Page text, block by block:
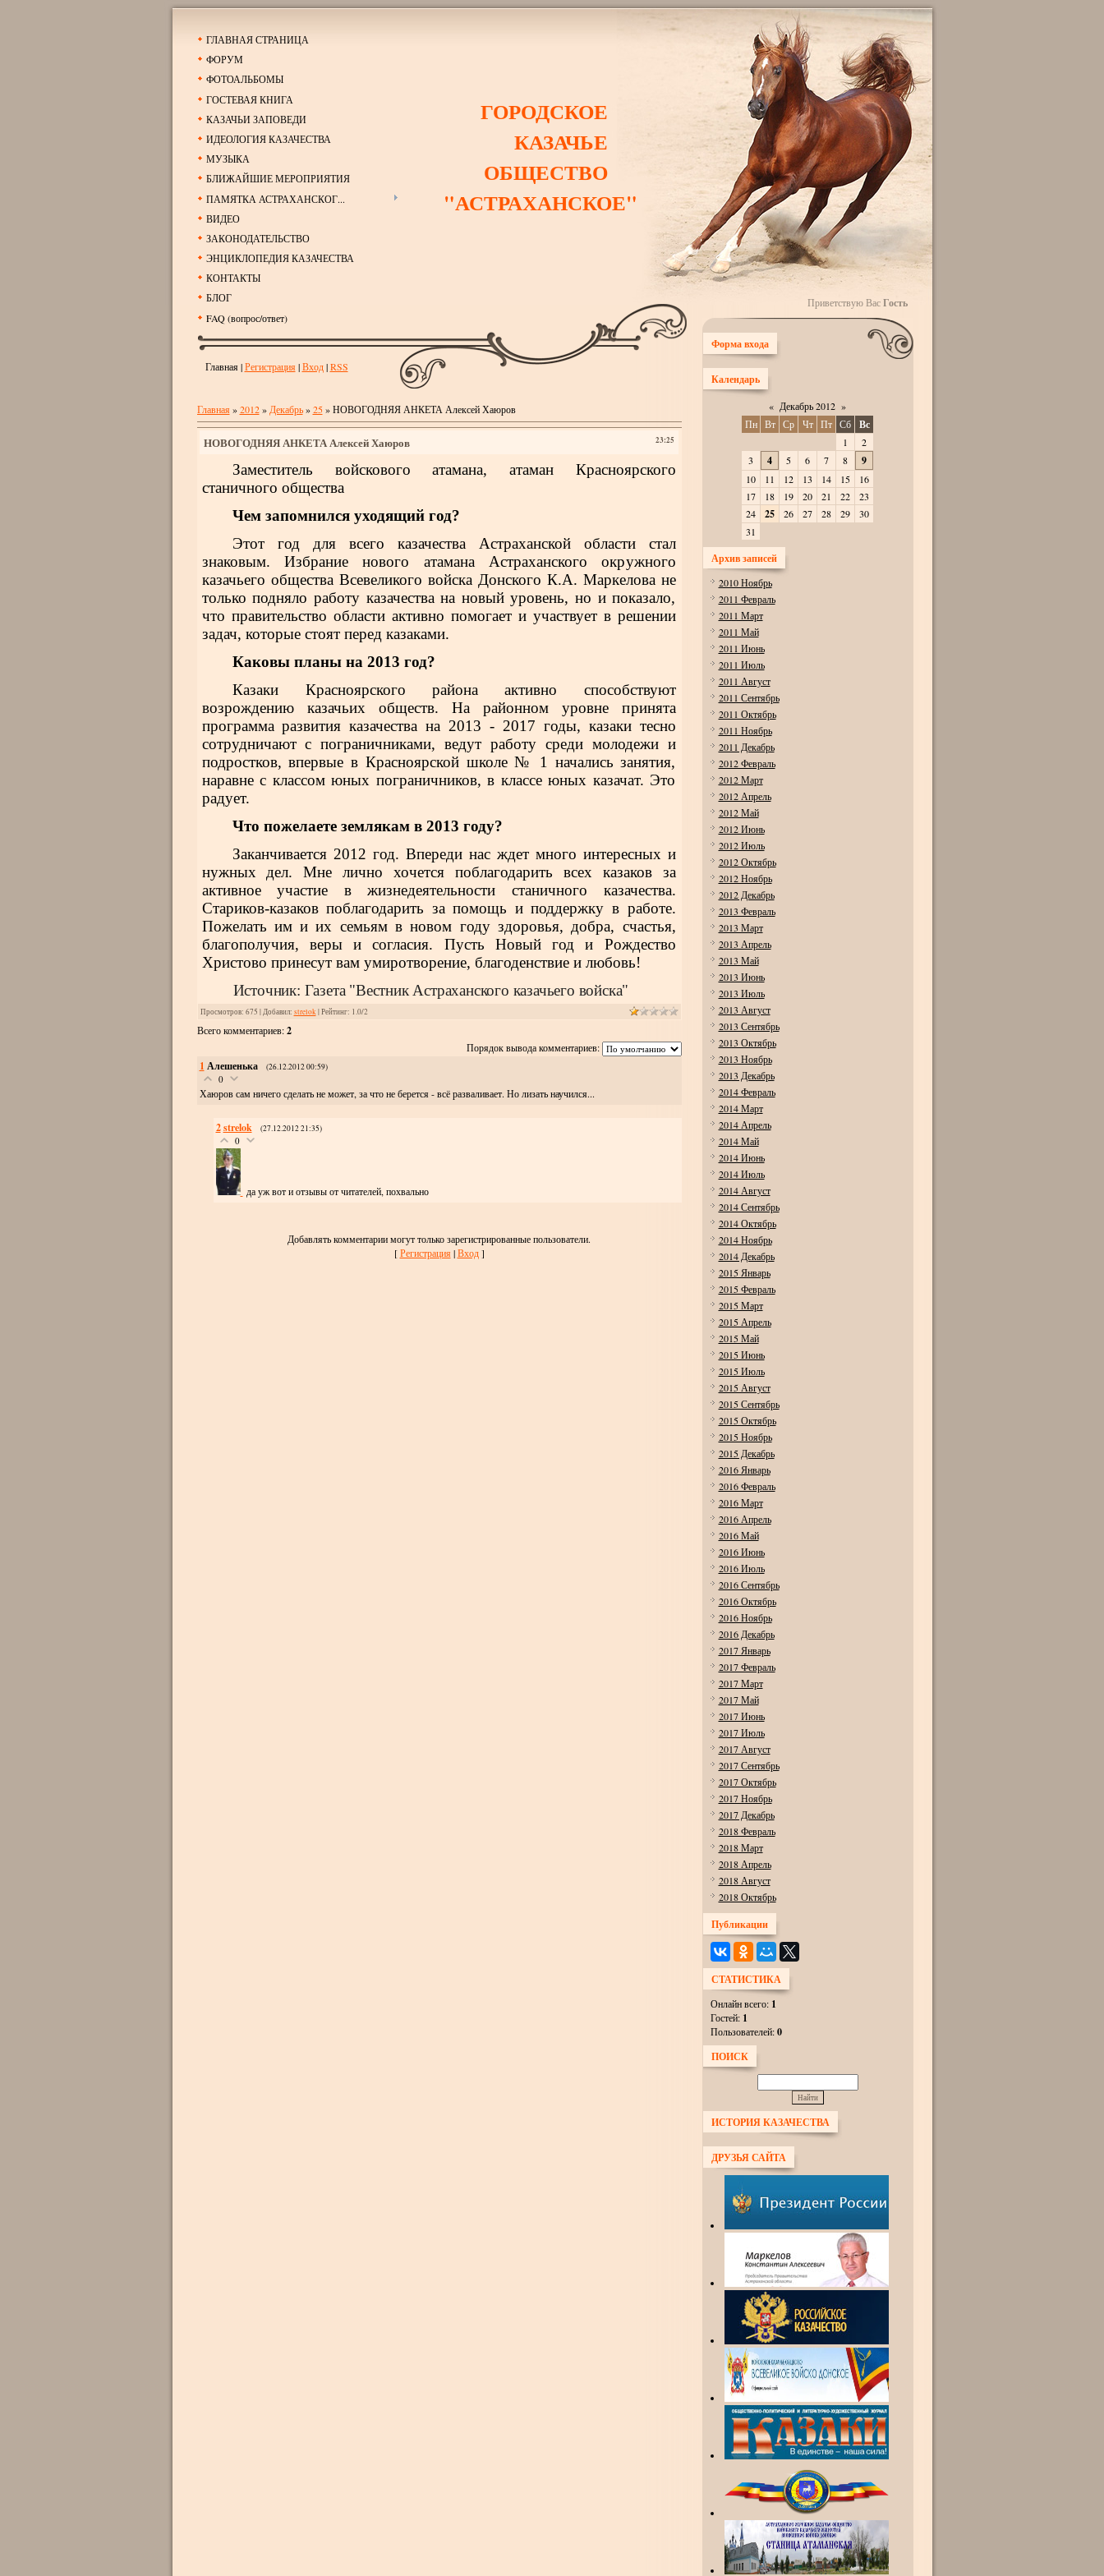
ГЛАВНАЯ СТРАНИЦА
ФОРУМ
ФОТОАЛЬБОМЫ
ГОСТЕВАЯ КНИГА
КАЗАЧЬИ ЗАПОВЕДИ
ИДЕОЛОГИЯ КАЗАЧЕСТВА
МУЗЫКА
БЛИЖАЙШИЕ МЕРОПРИЯТИЯ
ПАМЯТКА АСТРАХАНСКОГ...
ВИДЕО
ЗАКОНОДАТЕЛЬСТВО
ЭНЦИКЛОПЕДИЯ КАЗАЧЕСТВА
КОНТАКТЫ
БЛОГ
FAQ (вопрос/ответ)
ГОРОДСКОЕ
КАЗАЧЬЕ
ОБЩЕСТВО
"АСТРАХАНСКОЕ"
Главная|Регистрация |Вход|RSS
Главная »2012 » Декабрь » 25» НОВОГОДНЯЯ АНКЕТА Алексей Хаюров
23:25
НОВОГОДНЯЯ АНКЕТА Алексей Хаюров
Заместитель войскового атамана, атаман Красноярского
станичного общества
Чем запомнился уходящий год?
Этот год для всего казачества Астраханской области стал
знаковым. Избрание нового атамана Астраханско­го окружного
казачьего общества Всевеликого войска Донского К.А. Маркелова не
только подняло работу каза­чества на новый уровень, но и показа­ло,
что правительство области активно помогает и участвует в решении
задач, которые стоят перед казаками.
Каковы планы на 2013 год?
Казаки Красноярского района ак­тивно способствуют
возрождению ка­зачьих обществ. На районном уровне принята
программа развития казаче­ства на 2013 - 2017 годы, казаки тесно
сотрудничают с пограничниками, ве­дут работу среди молодежи и
подрост­ков, впервые в Красноярской школе № 1 начались занятия,
наравне с клас­сом юных пограничников, в классе юных казачат. Это
радует.
Что пожелаете землякам в 2013 году?
Заканчивается 2012 год. Впере­ди нас ждет много интересных и
нуж­ных дел. Мне лично хочется поблаго­дарить всех казаков за
активное уча­стие в жизнедеятельности станичного казачества.
Стариков-казаков поблаго­дарить за помощь и поддержку в рабо­те.
Пожелать им и их семьям в новом году здоровья, добра, счастья,
благо­получия, веры и согласия. Пусть Но­вый год и Рождество
Христово при­несут вам умиротворение, благоден­ствие и любовь!
Источник: Газета "Вестник Астраханского казачьего войска"
Просмотров: 675 |Добавил: strelok|Рейтинг: 1.0/2
Всего комментариев:2
Порядок вывода комментариев:
1 Алешенька (26.12.2012 00:59)
0
Хаюров сам ничего сделать не может, за что не берется - всё разваливает. Но лизать научился...
2 strelok (27.12.2012 21:35)
0
да уж вот и отзывы от читателей, похвально
Добавлять комментарии могут только зарегистрированные пользователи.
[Регистрация |Вход]
Приветствую Вас Гость
Форма входа
Календарь
« Декабрь 2012 »
Пн Вт Ср Чт Пт Сб Вс
1
2
3
4 5 6 7 8 9
10 11 12 13 14 15
16
17
18 19 20 21 22
23
24
25 26 27 28 29
30
31
Архив записей
2010 Ноябрь
2011 Февраль
2011 Март
2011 Май
2011 Июнь
2011 Июль
2011 Август
2011 Сентябрь
2011 Октябрь
2011 Ноябрь
2011 Декабрь
2012 Февраль
2012 Март
2012 Апрель
2012 Май
2012 Июнь
2012 Июль
2012 Октябрь
2012 Ноябрь
2012 Декабрь
2013 Февраль
2013 Март
2013 Апрель
2013 Май
2013 Июнь
2013 Июль
2013 Август
2013 Сентябрь
2013 Октябрь
2013 Ноябрь
2013 Декабрь
2014 Февраль
2014 Март
2014 Апрель
2014 Май
2014 Июнь
2014 Июль
2014 Август
2014 Сентябрь
2014 Октябрь
2014 Ноябрь
2014 Декабрь
2015 Январь
2015 Февраль
2015 Март
2015 Апрель
2015 Май
2015 Июнь
2015 Июль
2015 Август
2015 Сентябрь
2015 Октябрь
2015 Ноябрь
2015 Декабрь
2016 Январь
2016 Февраль
2016 Март
2016 Апрель
2016 Май
2016 Июнь
2016 Июль
2016 Сентябрь
2016 Октябрь
2016 Ноябрь
2016 Декабрь
2017 Январь
2017 Февраль
2017 Март
2017 Май
2017 Июнь
2017 Июль
2017 Август
2017 Сентябрь
2017 Октябрь
2017 Ноябрь
2017 Декабрь
2018 Февраль
2018 Март
2018 Апрель
2018 Август
2018 Октябрь
Публикации
СТАТИСТИКА
Онлайн всего: 1
Гостей: 1
Пользователей:0
ПОИСК
ИСТОРИЯ КАЗАЧЕСТВА
ДРУЗЬЯ САЙТА